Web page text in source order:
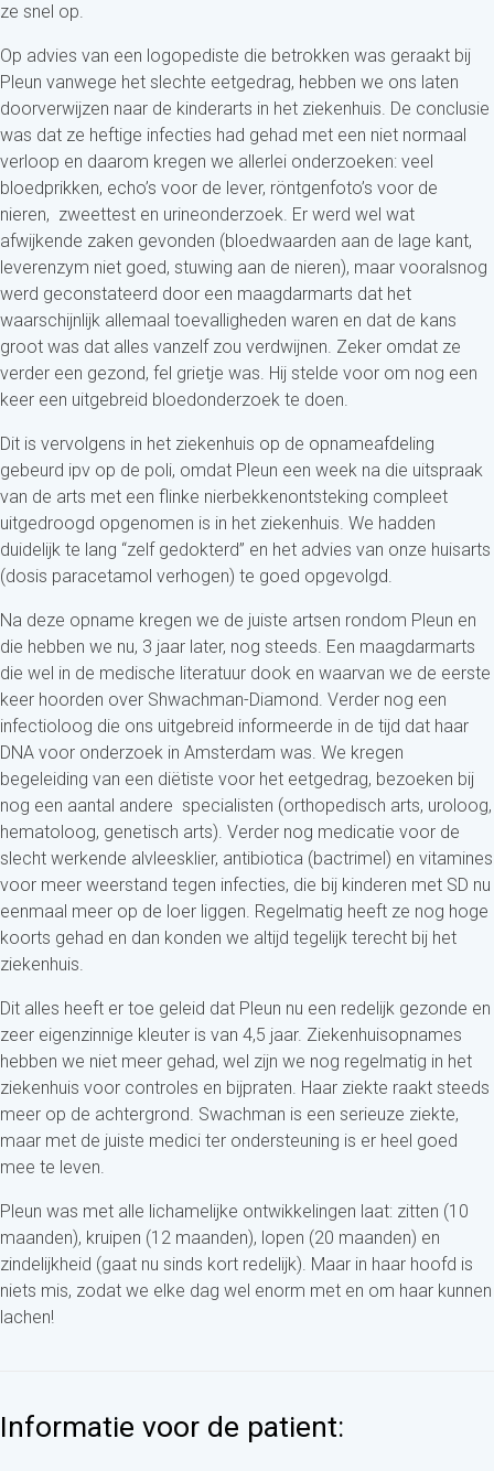
ze snel op.
Op advies van een logopediste die betrokken was geraakt bij
Pleun vanwege het slechte eetgedrag, hebben we ons laten
doorverwijzen naar de kinderarts in het ziekenhuis. De conclusie
was dat ze heftige infecties had gehad met een niet normaal
verloop en daarom kregen we allerlei onderzoeken: veel
bloedprikken, echo’s voor de lever, röntgenfoto’s voor de
nieren, zweettest en urineonderzoek. Er werd wel wat
afwijkende zaken gevonden (bloedwaarden aan de lage kant,
leverenzym niet goed, stuwing aan de nieren), maar vooralsnog
werd geconstateerd door een maagdarmarts dat het
waarschijnlijk allemaal toevalligheden waren en dat de kans
groot was dat alles vanzelf zou verdwijnen. Zeker omdat ze
verder een gezond, fel grietje was. Hij stelde voor om nog een
keer een uitgebreid bloedonderzoek te doen.
Dit is vervolgens in het ziekenhuis op de opnameafdeling
gebeurd ipv op de poli, omdat Pleun een week na die uitspraak
van de arts met een flinke nierbekkenontsteking compleet
uitgedroogd opgenomen is in het ziekenhuis. We hadden
duidelijk te lang “zelf gedokterd” en het advies van onze huisarts
(dosis paracetamol verhogen) te goed opgevolgd.
Na deze opname kregen we de juiste artsen rondom Pleun en
die hebben we nu, 3 jaar later, nog steeds. Een maagdarmarts
die wel in de medische literatuur dook en waarvan we de eerste
keer hoorden over Shwachman-Diamond. Verder nog een
infectioloog die ons uitgebreid informeerde in de tijd dat haar
DNA voor onderzoek in Amsterdam was. We kregen
begeleiding van een diëtiste voor het eetgedrag, bezoeken bij
nog een aantal andere specialisten (orthopedisch arts, uroloog,
hematoloog, genetisch arts). Verder nog medicatie voor de
slecht werkende alvleesklier, antibiotica (bactrimel) en vitamines
voor meer weerstand tegen infecties, die bij kinderen met SD nu
eenmaal meer op de loer liggen. Regelmatig heeft ze nog hoge
koorts gehad en dan konden we altijd tegelijk terecht bij het
ziekenhuis.
Dit alles heeft er toe geleid dat Pleun nu een redelijk gezonde en
zeer eigenzinnige kleuter is van 4,5 jaar. Ziekenhuisopnames
hebben we niet meer gehad, wel zijn we nog regelmatig in het
ziekenhuis voor controles en bijpraten. Haar ziekte raakt steeds
meer op de achtergrond. Swachman is een serieuze ziekte,
maar met de juiste medici ter ondersteuning is er heel goed
mee te leven.
Pleun was met alle lichamelijke ontwikkelingen laat: zitten (10
maanden), kruipen (12 maanden), lopen (20 maanden) en
zindelijkheid (gaat nu sinds kort redelijk). Maar in haar hoofd is
niets mis, zodat we elke dag wel enorm met en om haar kunnen
lachen!
Informatie voor de patient: